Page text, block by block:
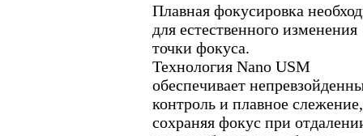
Плавная фокусировка
для естественного изменения
точки фокуса.
Технология Nano USM
обеспечивает
контроль и плавное слежение,
сохраняя фокус при